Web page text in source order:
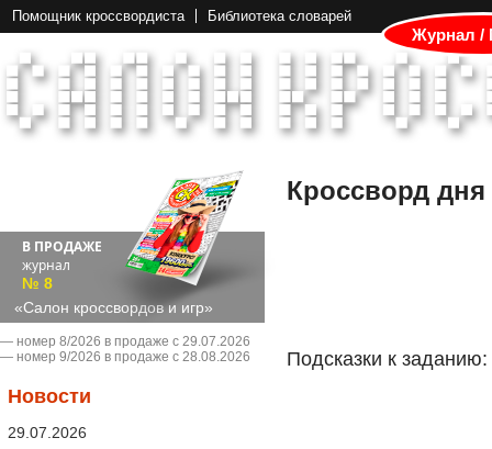
Помощник кроссвордиста Библиотека словарей
Журнал /
В ПРОДАЖЕ
журнал
№ 8
«Салон кроссвордов и игр»
― номер 8/2026 в продаже с 29.07.2026
― номер 9/2026 в продаже с 28.08.2026
Новости
29.07.2026
Кроссворд дня
Подсказки к заданию: